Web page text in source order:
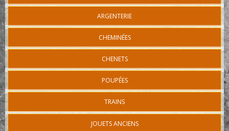
ARGENTERIE
CHEMINÉES
CHENETS
POUPÉES
TRAINS
JOUETS ANCIENS